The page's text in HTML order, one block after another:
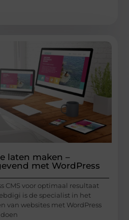
laten maken –
met WordPress
CMS voor optimaal resultaat
is de specialist in het
van websites met WordPress
doen